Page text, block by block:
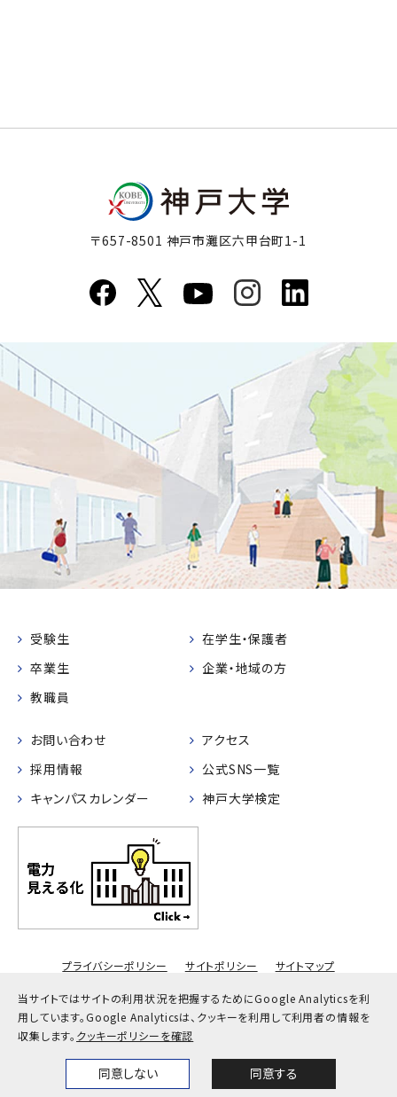
当サイトではサイトの利用状況を把握するためにGoogle Analyticsを利
用しています。Google Analyticsは、クッキーを利用して利用者の情報を
収集します。 クッキーポリシーを確認
同意しない 同意する
News Themes
〒657-8501 神戸市灘区六甲台町1-1
受験生
在学生・保護者
卒業生
企業・地域の方
教職員
お問い合わせ
アクセス
採用情報
公式SNS一覧
キャンパスカレンダー
神戸大学検定
プライバシーポリシー サイトポリシー サイトマップ
© Kobe University